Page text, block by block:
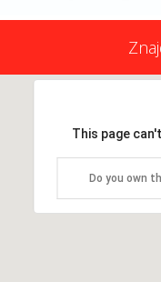
This page
Do you own